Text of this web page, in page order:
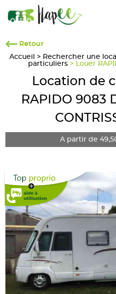
Retour
Accueil
> Rechercher une
particuliers > Louer
Location de
RAPIDO 9083
A partir de